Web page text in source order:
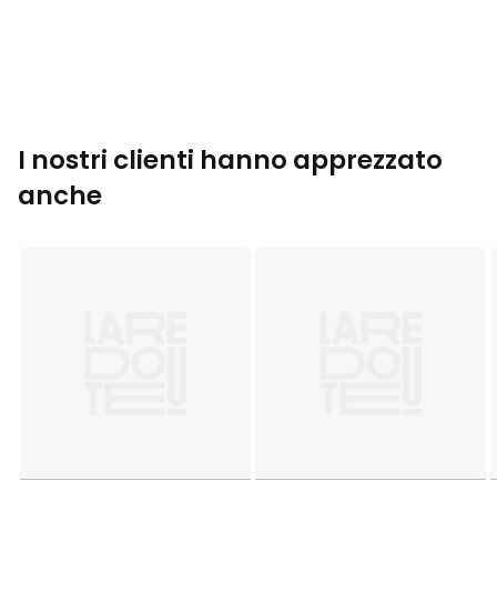
I nostri clienti hanno apprezzato
anche